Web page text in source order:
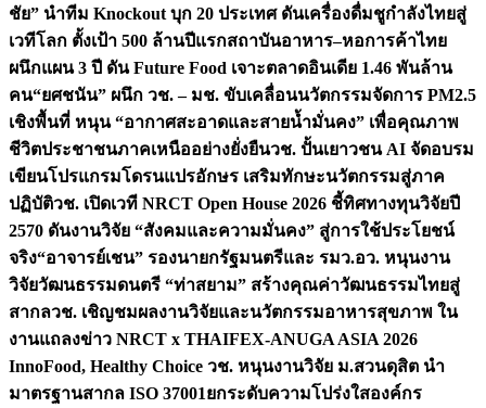
ชัย” นำทีม Knockout บุก 20 ประเทศ ดันเครื่องดื่มชูกำลังไทยสู่
เวทีโลก ตั้งเป้า 500 ล้านปีแรกสถาบันอาหาร–หอการค้าไทย
ผนึกแผน 3 ปี ดัน Future Food เจาะตลาดอินเดีย 1.46 พันล้าน
คน“ยศชนัน” ผนึก วช. – มช. ขับเคลื่อนนวัตกรรมจัดการ PM2.5
เชิงพื้นที่ หนุน “อากาศสะอาดและสายน้ำมั่นคง” เพื่อคุณภาพ
ชีวิตประชาชนภาคเหนืออย่างยั่งยืนวช. ปั้นเยาวชน AI จัดอบรม
เขียนโปรแกรมโดรนแปรอักษร เสริมทักษะนวัตกรรมสู่ภาค
ปฏิบัติวช. เปิดเวที NRCT Open House 2026 ชี้ทิศทางทุนวิจัยปี
2570 ดันงานวิจัย “สังคมและความมั่นคง” สู่การใช้ประโยชน์
จริง“อาจารย์เชน” รองนายกรัฐมนตรีและ รมว.อว. หนุนงาน
วิจัยวัฒนธรรมดนตรี “ท่าสยาม” สร้างคุณค่าวัฒนธรรมไทยสู่
สากลวช. เชิญชมผลงานวิจัยและนวัตกรรมอาหารสุขภาพ ใน
งานแถลงข่าว NRCT x THAIFEX-ANUGA ASIA 2026
InnoFood, Healthy Choice วช. หนุนงานวิจัย ม.สวนดุสิต นำ
มาตรฐานสากล ISO 37001ยกระดับความโปร่งใสองค์กร